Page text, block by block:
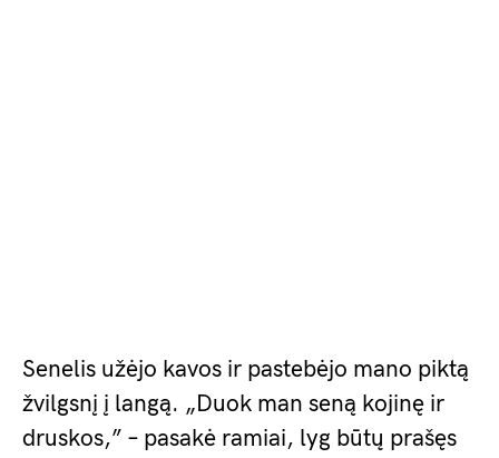
Senelis užėjo kavos ir pastebėjo mano piktą
žvilgsnį į langą. „Duok man seną kojinę ir
druskos,” – pasakė ramiai, lyg būtų prašęs